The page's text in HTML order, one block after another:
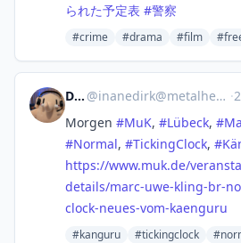
られた予定表 #警察
#crime #drama #film
Dirk @inanedirk@metalhead.club ·
Morgen #MuK, #Lübeck, #
#Normal, #TickingClock, #
https://www.muk.de/
details/marc-uwe-kling-br-
clock-neues-vom-kaenguru
#kanguru #tickingclock